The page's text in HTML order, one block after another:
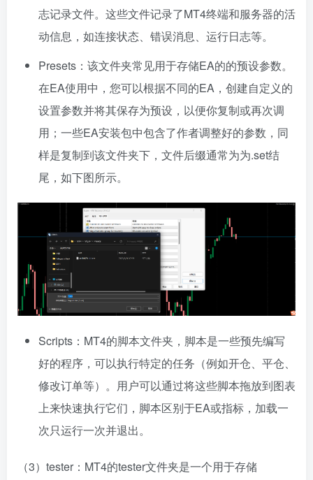
志记录文件。这些文件记录了MT4终端和服务器的活
动信息，如连接状态、错误消息、运行日志等。
Presets：该文件夹常见用于存储EA的的预设参数。
在EA使用中，您可以根据不同的EA，创建自定义的
设置参数并将其保存为预设，以便你复制或再次调
用；一些EA安装包中包含了作者调整好的参数，同
样是复制到该文件夹下，文件后缀通常为为.set结
尾，如下图所示。
Scripts：MT4的脚本文件夹，脚本是一些预先编写
好的程序，可以执行特定的任务（例如开仓、平仓、
修改订单等）。用户可以通过将这些脚本拖放到图表
上来快速执行它们，脚本区别于EA或指标，加载一
次只运行一次并退出。
（3）tester：MT4的tester文件夹是一个用于存储